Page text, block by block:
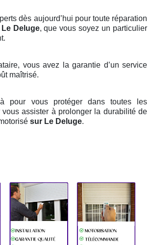
dès aujourd’hui pour toute réparation
Deluge, que vous soyez un particulier
vous avez la garantie d’un service
maîtrisé.
pour vous protéger dans toutes les
assister à prolonger la durabilité de
sur Le Deluge.